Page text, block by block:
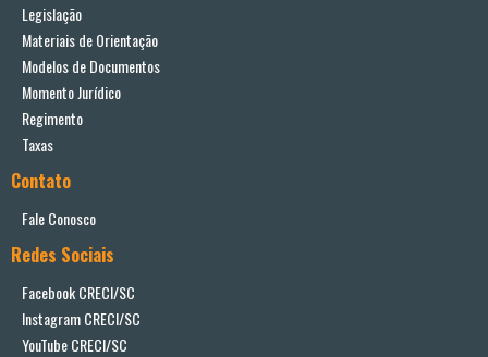
Legislação
Materiais de Orientação
Modelos de Documentos
Momento Jurídico
Regimento
Taxas
Contato
Fale Conosco
Redes Sociais
Facebook CRECI/SC
Instagram CRECI/SC
YouTube CRECI/SC